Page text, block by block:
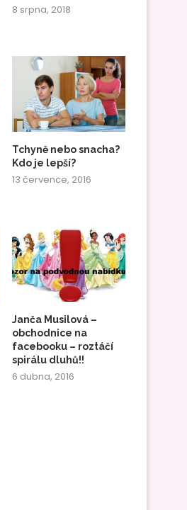
8 srpna, 2018
Tchyně nebo snacha?
Kdo je lepší?
13 července, 2016
Janča Musilová –
obchodnice na
facebooku – roztáčí
spirálu dluhů!!
6 dubna, 2016